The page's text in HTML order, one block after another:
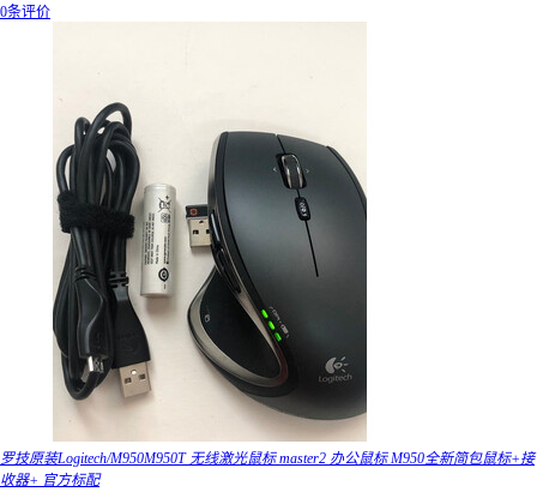
0条评价
罗技原装Logitech/M950M950T 无线激光鼠标 master2 办公鼠标 M950全新简包鼠标+接
收器+ 官方标配